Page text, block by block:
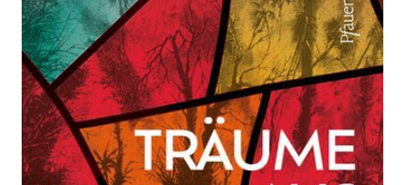
des Bestseller-Autors und "großen
Geschichtenerzählers" (Süddeutsche Zeitung)
VonFlorian Illies
Verlag: Pfaueninsel 01.06.2026
Buch 144 Seiten